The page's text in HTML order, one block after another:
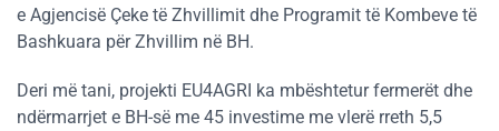
e Agjencisë Çeke të Zhvillimit dhe Programit të Kombeve të
Bashkuara për Zhvillim në BH.
Deri më tani, projekti EU4AGRI ka mbështetur fermerët dhe
ndërmarrjet e BH-së me 45 investime me vlerë rreth 5,5